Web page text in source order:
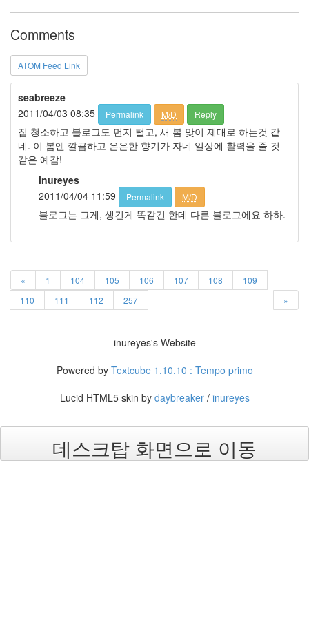
Comments
ATOM Feed Link
seabreeze
2011/04/03 08:35
Permalink M/D Reply
집 청소하고 블로그도 먼지 털고, 새 봄 맞이 제대로 하는것 같
네. 이 봄엔 깔끔하고 은은한 향기가 자네 일상에 활력을 줄 것
같은 예감!
inureyes
2011/04/04 11:59
Permalink M/D
블로그는 그게, 생긴게 똑같긴 한데 다른 블로그에요 하하.
« 1 104 105 106 107 108
109
110
111 112 257 »
inureyes's Website
Powered by Textcube 1.10.10 : Tempo primo
Lucid HTML5 skin by daybreaker/ inureyes
데스크탑 화면으로 이동